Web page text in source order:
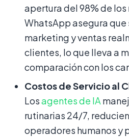
apertura del 98% de los
WhatsApp asegura que
marketing y ventas
clientes, lo que lleva a
comparación con los
Costos de Servicio al
Losagentes de IA
rutinarias 24/7,
operadores humanos y